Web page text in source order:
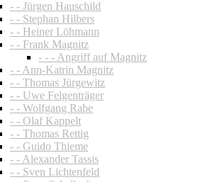
- - Jürgen Hauschild
- - Stephan Hilbers
- - Heiner Löhmann
- - Frank Magnitz
- - - Angriff auf Magnitz
- - Ann-Katrin Magnitz
- - Thomas Jürgewitz
- - Uwe Felgenträger
- - Wolfgang Rabe
- - Olaf Kappelt
- - Thomas Rettig
- - Guido Thieme
- - Alexander Tassis
- - Sven Lichtenfeld